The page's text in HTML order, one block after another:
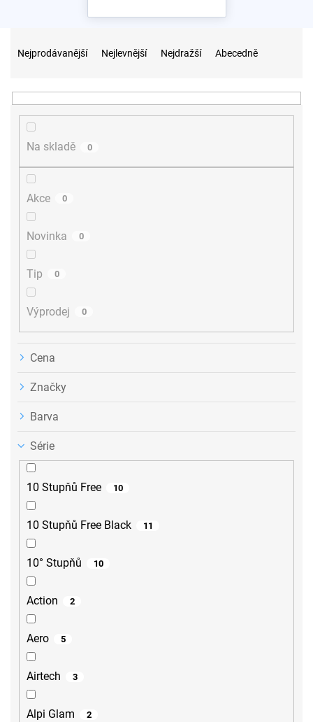
n
Nejprodávanější Nejlevnější Nejdražší Abecedně
Na skladě 0
Akce 0
Novinka 0
Tip 0
Výprodej 0
Cena
Značky
Barva
Série
10 Stupňů Free 10
10 Stupňů Free Black 11
10° Stupňů 10
Action 2
Aero 5
Airtech 3
Alpi Glam 2